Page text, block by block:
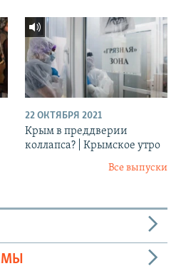
22 ОКТЯБРЯ 2021
Крым в преддверии
коллапса? | Крымское утро
Все выпуски